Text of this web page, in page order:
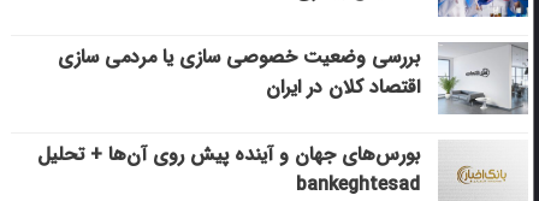
بررسی وضعیت خصوصی سازی یا مردمی سازی
اقتصاد کلان در ایران
بورس‌های جهان و آینده پیش روی آن‌ها + تحلیل
bankeghtesad